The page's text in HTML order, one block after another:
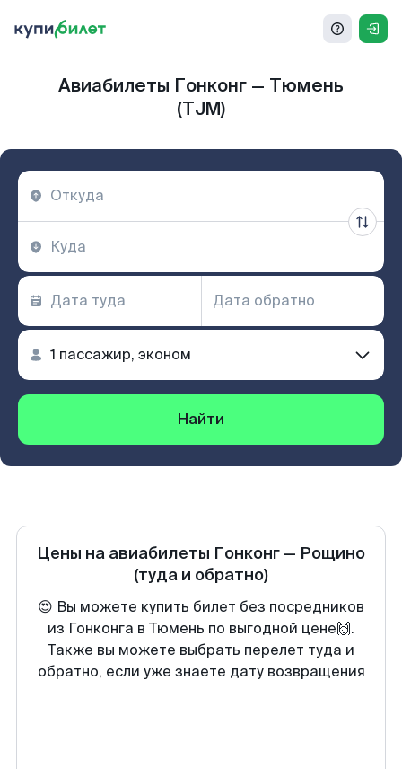
Авиабилеты Гонконг — Тюмень
(TJM)
Найти
Цены на авиабилеты Гонконг — Рощино
(туда и обратно)
😍 Вы можете купить билет без посредников
из Гонконга в Тюмень по выгодной цене🙌.
Также вы можете выбрать перелет туда и
обратно, если уже знаете дату возвращения